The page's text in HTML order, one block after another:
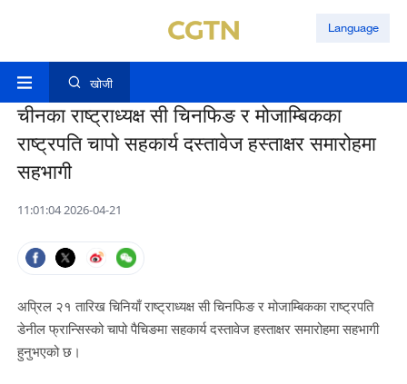
Language
खोजी
चीनका राष्ट्राध्यक्ष सी चिनफिङ र मोजाम्बिकका
राष्ट्रपति चापो सहकार्य दस्तावेज हस्ताक्षर समारोहमा
सहभागी
11:01:04 2026-04-21
अप्रिल २१ तारिख चिनियाँ राष्ट्राध्यक्ष सी चिनफिङ र मोजाम्बिकका राष्ट्रपति
डेनील फ्रान्सिस्को चापो पैचिङमा सहकार्य दस्तावेज हस्ताक्षर समारोहमा सहभागी
हुनुभएको छ।